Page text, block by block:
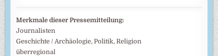
Merkmale dieser Pressemitteilung:
Journalisten
Geschichte / Archäologie, Politik, Religion
überregional